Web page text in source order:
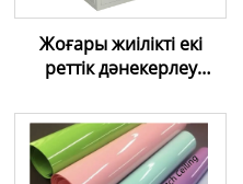
Жоғары жиілікті екі
реттік дәнекерлеу
созылатын таван
пленкасы үшін